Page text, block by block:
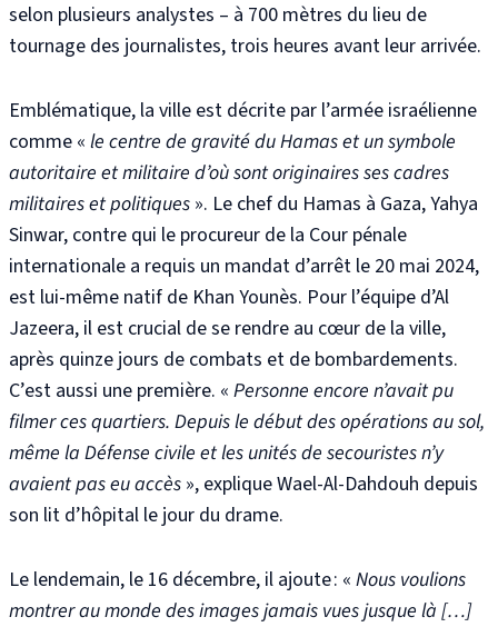
selon plusieurs analystes – à 700 mètres du lieu de
tournage des journalistes, trois heures avant leur arrivée.
Emblématique, la ville est décrite par l’armée israélienne
comme « le centre de gravité du Hamas et un symbole
autoritaire et militaire d’où sont originaires ses cadres
militaires et politiques ». Le chef du Hamas à Gaza, Yahya
Sinwar, contre qui le procureur de la Cour pénale
internationale a requis un mandat d’arrêt le 20 mai 2024,
est lui-même natif de Khan Younès. Pour l’équipe d’Al
Jazeera, il est crucial de se rendre au cœur de la ville,
après quinze jours de combats et de bombardements.
C’est aussi une première. « Personne encore n’avait pu
filmer ces quartiers. Depuis le début des opérations au sol,
même la Défense civile et les unités de secouristes n’y
avaient pas eu accès », explique Wael-Al-Dahdouh depuis
son lit d’hôpital le jour du drame.
Le lendemain, le 16 décembre, il ajoute : « Nous voulions
montrer au monde des images jamais vues jusque là […]